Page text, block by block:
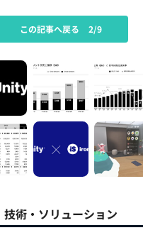
この記事へ戻る 2/9
技術・ソリューション